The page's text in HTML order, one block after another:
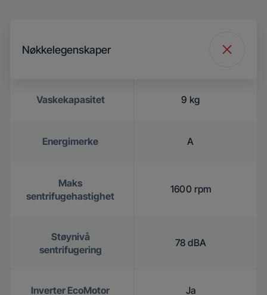
Nøkkelegenskaper
Vaskekapasitet 9 kg
Energimerke A
Maks
sentrifugehastighet
1600 rpm
Støynivå
sentrifugering
78 dBA
Inverter EcoMotor Ja